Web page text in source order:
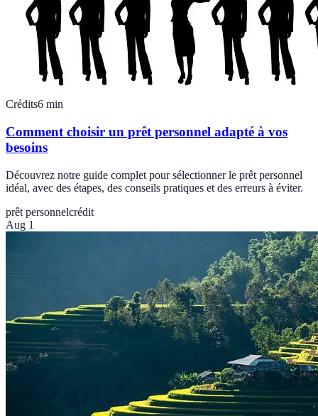
Crédits6 min
Comment choisir un prêt personnel adapté à vos
besoins
Découvrez notre guide complet pour sélectionner le prêt personnel
idéal, avec des étapes, des conseils pratiques et des erreurs à éviter.
prêt personnelcrédit
Aug 1